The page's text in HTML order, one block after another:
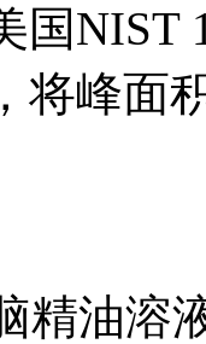
国NIST
将峰面
精油溶